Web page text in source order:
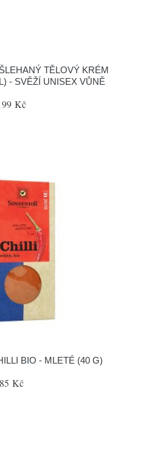
TĚLOVÝ KRÉM
- SVĚŽÍ UNISEX VŮNĚ
Kč
BIO - MLETÉ (40 G)
85 Kč